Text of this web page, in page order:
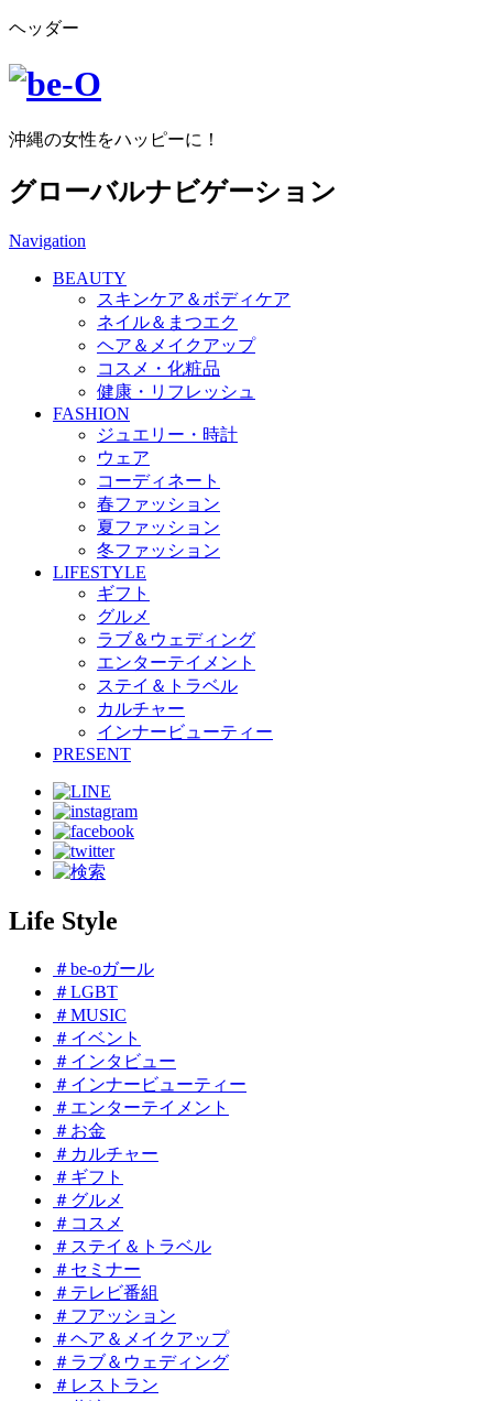
ヘッダー
沖縄の女性をハッピーに！
グローバルナビゲーション
Navigation
BEAUTY
スキンケア＆ボディケア
ネイル＆まつエク
ヘア＆メイクアップ
コスメ・化粧品
健康・リフレッシュ
FASHION
ジュエリー・時計
ウェア
コーディネート
春ファッション
夏ファッション
冬ファッション
LIFESTYLE
ギフト
グルメ
ラブ＆ウェディング
エンターテイメント
ステイ＆トラベル
カルチャー
インナービューティー
PRESENT
Life Style
＃be-oガール
＃LGBT
＃MUSIC
＃イベント
＃インタビュー
＃インナービューティー
＃エンターテイメント
＃お金
＃カルチャー
＃ギフト
＃グルメ
＃コスメ
＃ステイ＆トラベル
＃セミナー
＃テレビ番組
＃フアッション
＃ヘア＆メイクアップ
＃ラブ＆ウェディング
＃レストラン